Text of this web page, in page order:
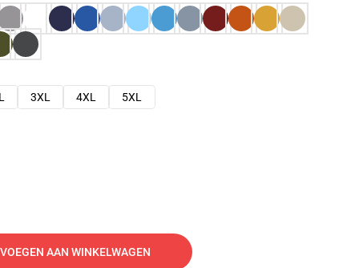
3XL 4XL
5XL
AAN WINKELWAGEN